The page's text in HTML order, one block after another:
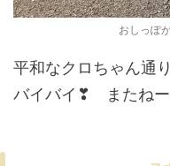
おしっぽ
平和なクロちゃん通
バイバイ❣ またねー